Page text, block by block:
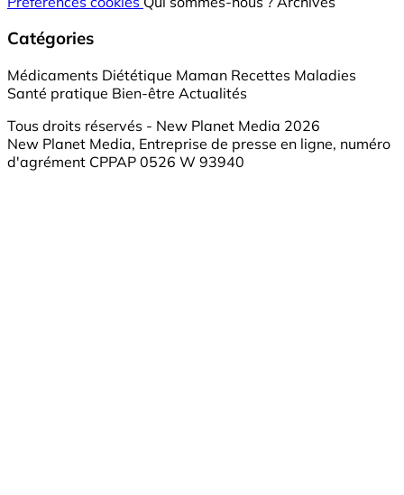
Catégories
Médicaments Diététique Maman Recettes Maladies
Santé pratique Bien-être Actualités
Tous droits réservés - New Planet Media 2026
New Planet Media, Entreprise de presse en ligne, numéro
d'agrément CPPAP 0526 W 93940